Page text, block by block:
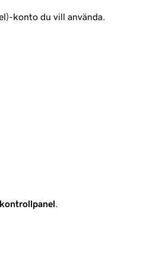
konto du vill använda.
kontrollpanel